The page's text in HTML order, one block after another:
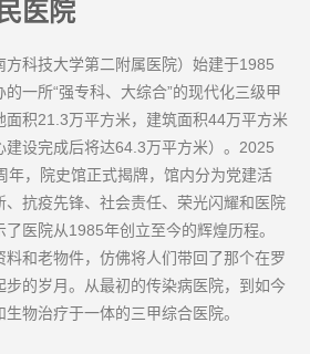
医院
科技大学第二附属医院）始建于1985
一所“强专科、大综合”的现代化三级甲
面积21.3万平方米，建筑面积44万平方米
建设完成后将达64.3万平方米）。2025
年，院史馆正式揭牌，馆内分为党建活
抗疫先锋、社会责任、荣光闪耀和医院
医院从1985年创立至今的辉煌历程。
和老物件，仿佛将人们带回了那个在罗
的岁月。从最初的传染病医院，到如今
物治疗于一体的三甲综合医院。